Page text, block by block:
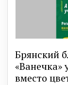
Брянский
«Ванечка»
вместо